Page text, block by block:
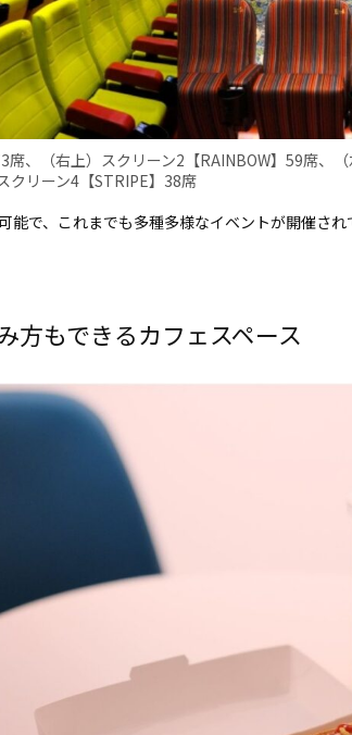
席、（右上）スクリーン2【RAINBOW】59席、
クリーン4【STRIPE】38席
能で、これまでも多種多様なイベントが開催され
方もできるカフェスペース